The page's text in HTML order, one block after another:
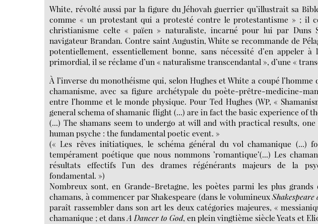
White, révolté aussi par la figure du Jéhovah guerrier qu’illustrait sa
comme « un protestant qui a protesté contre le protestantisme » ; il
christianisme celte « païen » naturaliste, incarné pour lui par Duns
navigateur Brandan. Contre saint Augustin, White se recommande de
potentiellement, essentiellement bonne, sans nécessité d’en appeler
primordial, il se réclame d’un « naturalisme transcendantal », d’une «
À l’inverse du monothéisme qui, selon Hughes et White a coupé
chamanisme, avec sa figure archétypale du poète-prêtre-medicine-
entre l’homme et le monde physique. Pour Ted Hughes (WP, «
general schema of shamanic flight (...) are in fact the basic experience of
(...) The shamans seem to undergo at will and with practical results,
human psyche : the fundamental poetic event. »
(« Les rêves initiatiques, le schéma général du vol chamanique (...)
tempérament poétique que nous nommons ’romantique’(...) Les
résultats effectifs l’un des drames régénérants majeurs de la
fondamental. »)
Nombreux sont, en Grande-Bretagne, les poètes parmi les plus grands
chamans, à commencer par Shakespeare (dans le volumineuxShakespeare
paraît rassembler dans son art les deux catégories majeures, «
chamanique ; et dansA Dancer to God, en plein vingtième siècle Yeats et